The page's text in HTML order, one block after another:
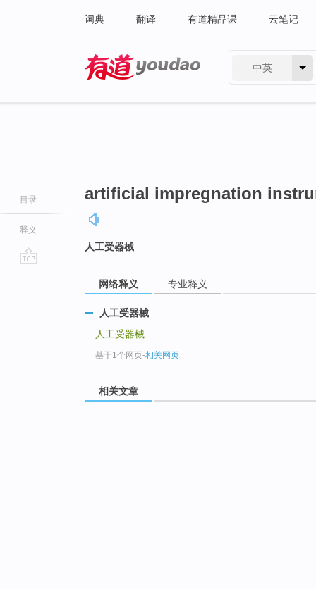
词典 翻译 有道精品课 云笔记
中英
目录
释义
artificial impregnation
人工受器械
网络释义 专业释义
人工受器械
人工受器械
基于1个网页-相关网页
相关文章